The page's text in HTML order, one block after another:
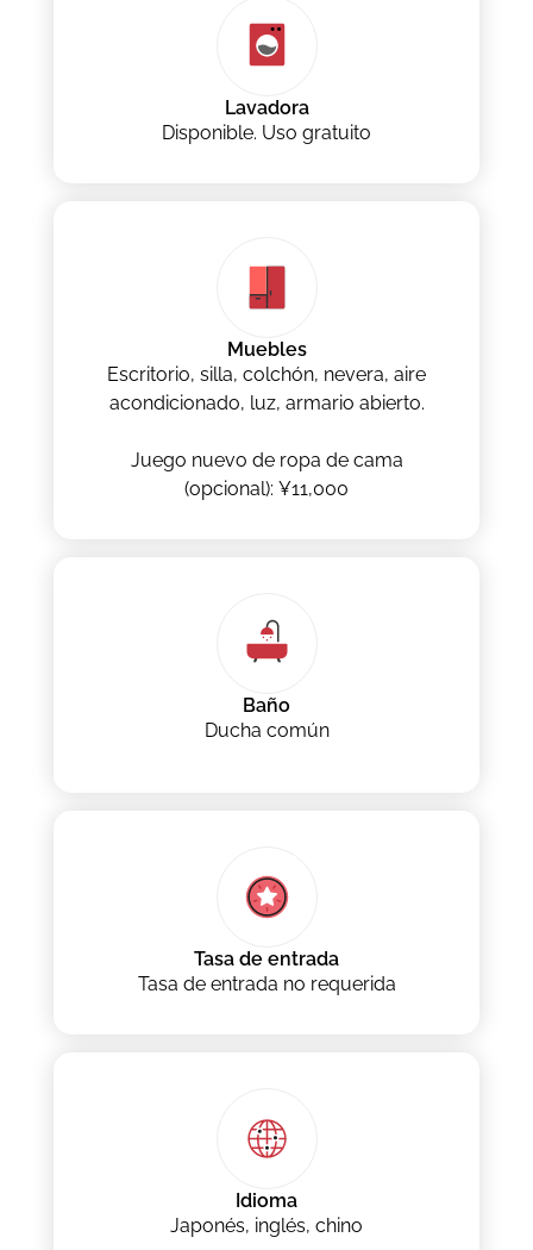
Lavadora
Disponible. Uso gratuito
Muebles
Escritorio, silla, colchón, nevera, aire
acondicionado, luz, armario abierto.
Juego nuevo de ropa de cama
(opcional): ¥11,000
Baño
Ducha común
Tasa de entrada
Tasa de entrada no requerida
Idioma
Japonés, inglés, chino